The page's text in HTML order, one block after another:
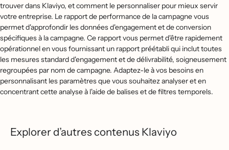
trouver dans Klaviyo, et comment le personnaliser pour mieux servir
votre entreprise. Le rapport de performance de la campagne vous
permet d'approfondir les données d'engagement et de conversion
spécifiques à la campagne. Ce rapport vous permet d'être rapidement
opérationnel en vous fournissant un rapport préétabli qui inclut toutes
les mesures standard d'engagement et de délivrabilité, soigneusement
regroupées par nom de campagne. Adaptez-le à vos besoins en
personnalisant les paramètres que vous souhaitez analyser et en
concentrant cette analyse à l'aide de balises et de filtres temporels.
Explorer d’autres contenus Klaviyo